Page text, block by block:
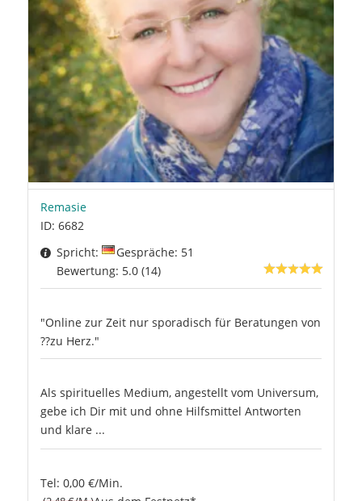
Remasie
ID: 6682
Spricht:
Gespräche: 51
Bewertung: 5.0 (14)
"Online zur Zeit nur sporadisch für Beratungen von
??zu Herz."
Als spirituelles Medium, angestellt vom Universum,
gebe ich Dir mit und ohne Hilfsmittel Antworten
und klare ...
Tel: 0,00 €/Min.